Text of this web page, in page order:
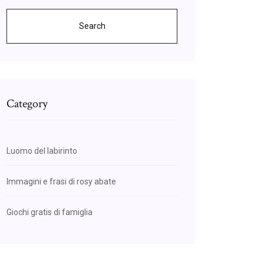
Search
Category
Luomo del labirinto
Immagini e frasi di rosy abate
Giochi gratis di famiglia